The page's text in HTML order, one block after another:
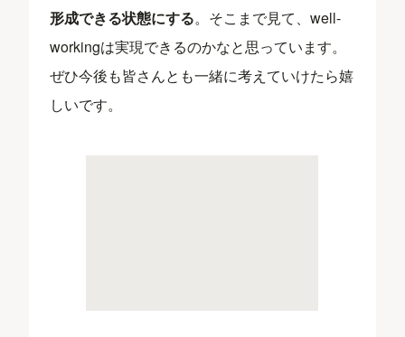
形成できる状態にする。そこまで見て、well-
workingは実現できるのかなと思っています。
ぜひ今後も皆さんとも一緒に考えていけたら嬉
しいです。